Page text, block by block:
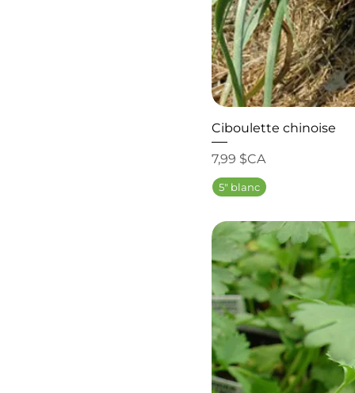
Ciboulette chinoise
Prix
7,99 $CA
5" blanc